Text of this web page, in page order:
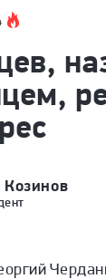
Козинов